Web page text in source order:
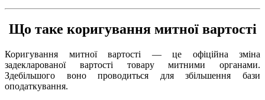
Що таке коригування митної вартості
Коригування митної вартості — це офіційна зміна
задекларованої вартості товару митними органами.
Здебільшого воно проводиться для збільшення бази
оподаткування.